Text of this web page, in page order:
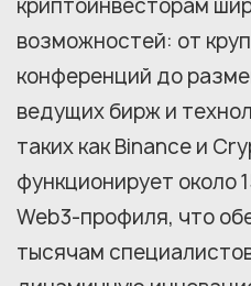
криптоинвесторам
возможностей: от
конференций до
ведущих бирж и
таких как Binance и
функционирует около
Web3-профиля, что
тысячам